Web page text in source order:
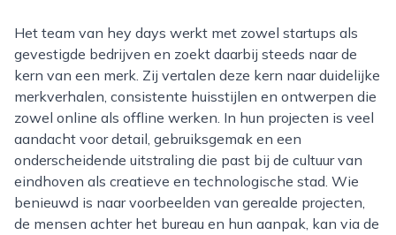
Het team van hey days werkt met zowel startups als
gevestigde bedrijven en zoekt daarbij steeds naar de
kern van een merk. Zij vertalen deze kern naar duidelijke
merkverhalen, consistente huisstijlen en ontwerpen die
zowel online als offline werken. In hun projecten is veel
aandacht voor detail, gebruiksgemak en een
onderscheidende uitstraling die past bij de cultuur van
eindhoven als creatieve en technologische stad. Wie
benieuwd is naar voorbeelden van gerealde projecten,
de mensen achter het bureau en hun aanpak, kan via de